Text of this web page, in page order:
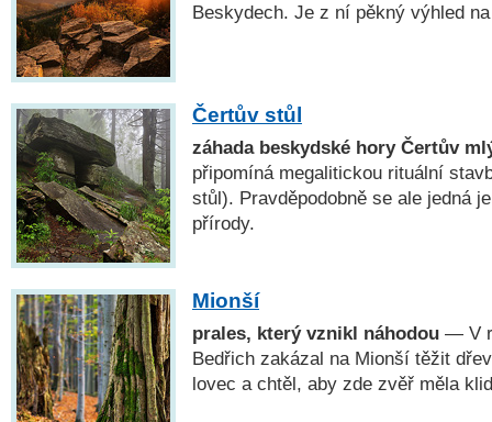
Beskydech. Je z ní pěkný výhled
Čertův stůl
záhada beskydské hory Čertův
připomíná megalitickou rituální
stůl). Pravděpodobně se ale jedná
přírody.
Mionší
prales, který vznikl náhodou — V
Bedřich zakázal na Mionší těžit
lovec a chtěl, aby zde zvěř měla